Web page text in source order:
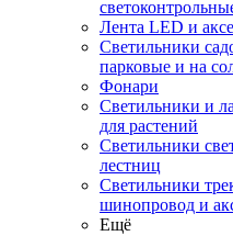
Лента LED и
Светильники
парковые и на
Фонари
Светильники и
для растений
Светильники
лестниц
Светильники
шинопровод и
Ещё